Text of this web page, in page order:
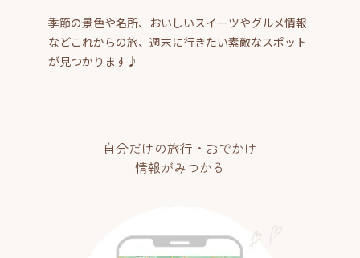
季節の景色や名所、おいしいスイーツやグルメ情報
などこれからの旅、週末に行きたい素敵なスポット
が見つかります♪
自分だけの旅行・おでかけ
情報がみつかる